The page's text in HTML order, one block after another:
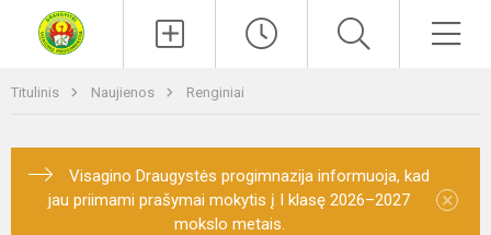
Titulinis Naujienos Renginiai
Visagino Draugystės progimnazija informuoja, kad
jau priimami prašymai mokytis į I klasę 2026–2027
mokslo metais.
×